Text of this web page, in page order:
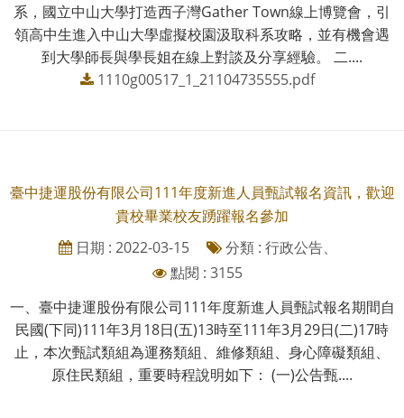
系，國立中山大學打造西子灣Gather Town線上博覽會，引
領高中生進入中山大學虛擬校園汲取科系攻略，並有機會遇
到大學師長與學長姐在線上對談及分享經驗。 二....
1110g00517_1_21104735555.pdf
臺中捷運股份有限公司111年度新進人員甄試報名資訊，歡迎
貴校畢業校友踴躍報名參加
日期 : 2022-03-15
分類 : 行政公告、
點閱 : 3155
一、臺中捷運股份有限公司111年度新進人員甄試報名期間自
民國(下同)111年3月18日(五)13時至111年3月29日(二)17時
止，本次甄試類組為運務類組、維修類組、身心障礙類組、
原住民類組，重要時程說明如下： (一)公告甄....